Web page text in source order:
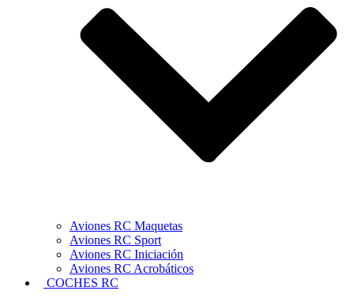
Aviones RC Maquetas
Aviones RC Sport
Aviones RC Iniciación
Aviones RC Acrobáticos
COCHES RC